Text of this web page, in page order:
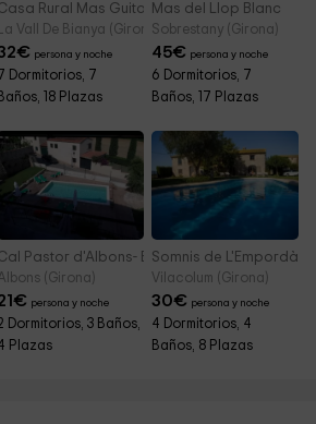
Habitaciones
Rural Mas Guitart
La Vall De Bianya (Girona)
€ persona y noche
7 Dormitorios, 7
Baños, 18 Plazas
Mas del Llop Blanc
Sobrestany (Girona)
45€ persona y noche
6 Dormitorios, 7
Baños, 17 Plazas
Pastor d'Albons- El Cau
(Girona)
€ persona y noche
Dormitorios, 3 Baños,
Plazas
Somnis de L'Empordà
Vilacolum (Girona)
30€ persona y noche
4 Dormitorios, 4
Baños, 8 Plazas